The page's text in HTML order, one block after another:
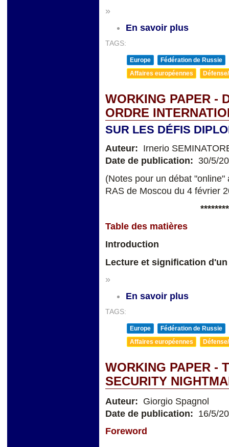
»
En savoir plus
TAGS:
Europe
Fédération de Russie
Affaires européennes
WORKING PAPER -
ORDRE
SUR LES DÉFIS
Auteur: Irnerio
Date de publication: 30/5/
(Notes pour un débat
RAS de Moscou du 4 février
Table des matières
Introduction
Lecture et signification d'un
»
En savoir plus
TAGS:
Europe
Fédération de Russie
Affaires européennes
WORKING PAPER -
SECURITY
Auteur: Giorgio Spagnol
Date de publication: 16/5/
Foreword